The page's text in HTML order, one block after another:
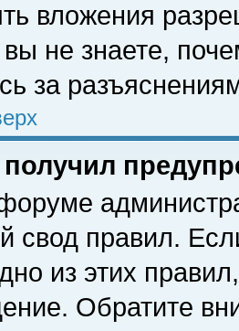
вложения
не знаете,
за
свод правил.
из этих
Обратите